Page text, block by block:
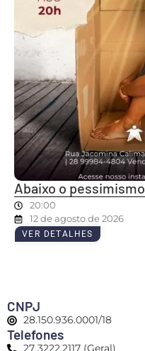
Abaixo o pessimismo
20:00
12 de agosto de 2026
VER DETALHES
CNPJ
28.150.936.0001/18
Telefones
27 3222.2117 (Geral)